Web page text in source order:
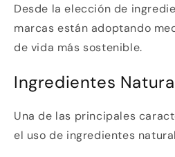
Desde la elección de
marcas están adoptando
de vida más sostenible.
Ingredientes
Una de las principales
el uso de ingredientes